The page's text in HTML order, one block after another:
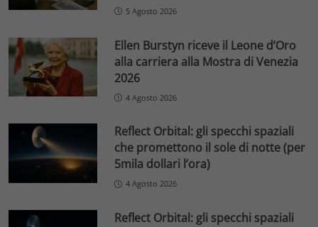
5 Agosto 2026
Ellen Burstyn riceve il Leone d’Oro
alla carriera alla Mostra di Venezia
2026
4 Agosto 2026
Reflect Orbital: gli specchi spaziali
che promettono il sole di notte (per
5mila dollari l’ora)
4 Agosto 2026
Reflect Orbital: gli specchi spaziali